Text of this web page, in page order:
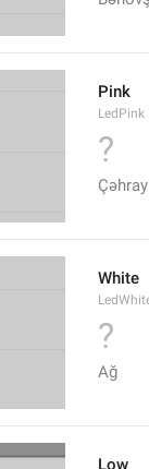
Pink
LedPink
?
White
?
Ağ
Low